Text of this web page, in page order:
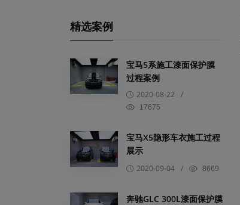
精选案例
宝马5系施工漆面保护膜
过程案例
2020-08-22 /
17675
宝马X5隐形车衣施工过程
展示
2020-09-04 / 8669
奔驰GLC 300L漆面保护膜